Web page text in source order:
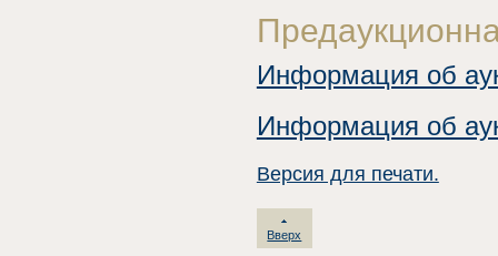
Информация об
Информация об
Версия для печати.
Вверх